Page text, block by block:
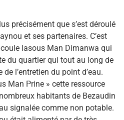
précisément que s’est déroulé
et ses partenaires. C’est
lasous Man Dimanwa qui
du quartier qui tout au long de
l’entretien du point d’eau.
Man Prine » cette ressource
habitants de Bezaudin
signalée comme non potable.